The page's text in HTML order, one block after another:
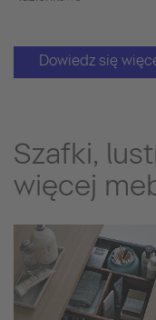
Dowiedz się
Szafki,
więcej